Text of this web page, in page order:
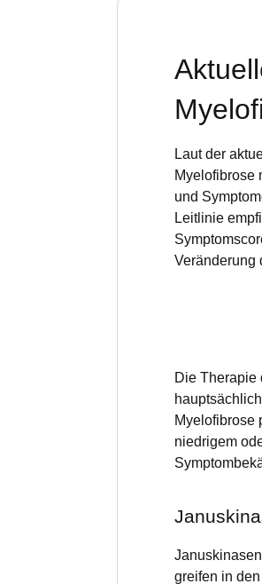
Laut der
Myelofibrose
und
Leitlinie
Veränderung
Die Therapie
Myelofibrose
niedrigem
greifen in